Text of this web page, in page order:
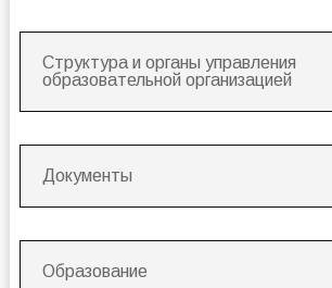
Структура и органы управления
образовательной организацией
Документы
Образование